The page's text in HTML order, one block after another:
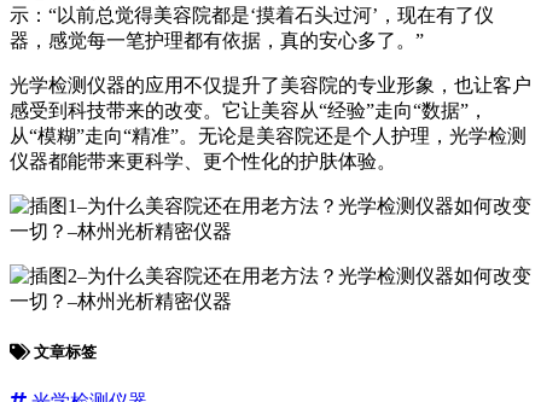
示：“以前总觉得美容院都是‘摸着石头过河’，现在有了仪
器，感觉每一笔护理都有依据，真的安心多了。”
光学检测仪器的应用不仅提升了美容院的专业形象，也让客户
感受到科技带来的改变。它让美容从“经验”走向“数据”，
从“模糊”走向“精准”。无论是美容院还是个人护理，光学检测
仪器都能带来更科学、更个性化的护肤体验。
文章标签